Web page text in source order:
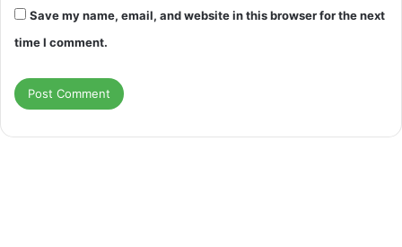
Save my name, email, and website in this browser for the next
time I comment.